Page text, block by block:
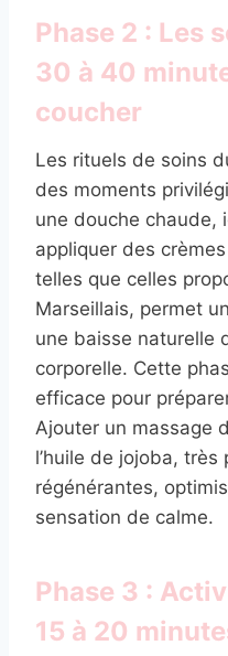
Phase 2 : Les
30 à 40
coucher
Les rituels de soins
des moments
une douche chaude,
appliquer des
telles que celles
Marseillais, permet
une baisse naturelle
corporelle. Cette
efficace pour
Ajouter un massage
l’huile de jojoba,
régénérantes,
sensation de calme.
Phase 3 :
15 à 20